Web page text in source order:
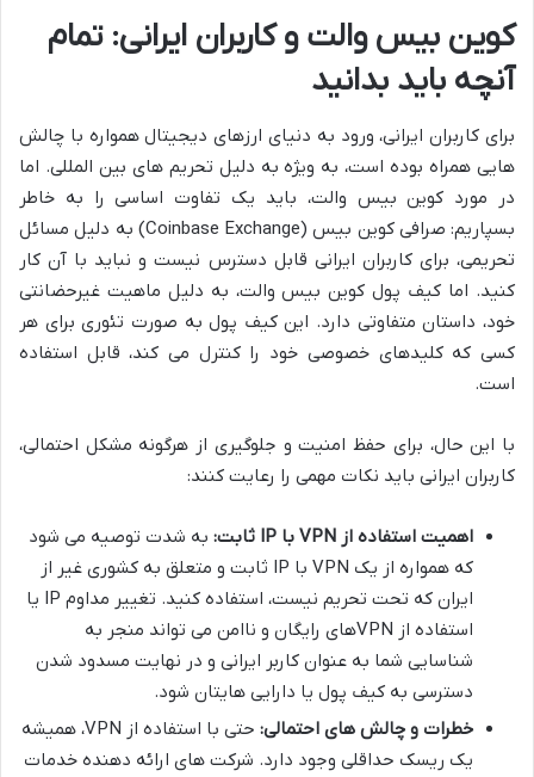
کوین بیس والت و کاربران ایرانی: تمام
آنچه باید بدانید
برای کاربران ایرانی، ورود به دنیای ارزهای دیجیتال همواره با چالش
هایی همراه بوده است، به ویژه به دلیل تحریم های بین المللی. اما
در مورد کوین بیس والت، باید یک تفاوت اساسی را به خاطر
بسپاریم: صرافی کوین بیس (Coinbase Exchange) به دلیل مسائل
تحریمی، برای کاربران ایرانی قابل دسترس نیست و نباید با آن کار
کنید. اما کیف پول کوین بیس والت، به دلیل ماهیت غیرحضانتی
خود، داستان متفاوتی دارد. این کیف پول به صورت تئوری برای هر
کسی که کلیدهای خصوصی خود را کنترل می کند، قابل استفاده
است.
با این حال، برای حفظ امنیت و جلوگیری از هرگونه مشکل احتمالی،
کاربران ایرانی باید نکات مهمی را رعایت کنند:
اهمیت استفاده از VPN با IP ثابت:
به شدت توصیه می شود
که همواره از یک VPN با IP ثابت و متعلق به کشوری غیر از
ایران که تحت تحریم نیست، استفاده کنید. تغییر مداوم IP یا
استفاده از VPNهای رایگان و ناامن می تواند منجر به
شناسایی شما به عنوان کاربر ایرانی و در نهایت مسدود شدن
دسترسی به کیف پول یا دارایی هایتان شود.
خطرات و چالش های احتمالی:
حتی با استفاده از VPN، همیشه
یک ریسک حداقلی وجود دارد. شرکت های ارائه دهنده خدمات